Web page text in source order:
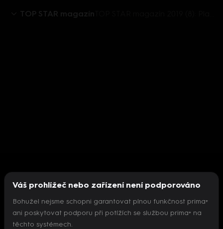
TOP STAR magazín
Nepodařilo se inicializovat přehrávač
Váš prohlížeč nebo zařízení není podporováno
Bohužel nejsme schopni garantovat plnou funkčnost prima+
ani poskytovat podporu při potížích se službou prima+ na
těchto systémech.